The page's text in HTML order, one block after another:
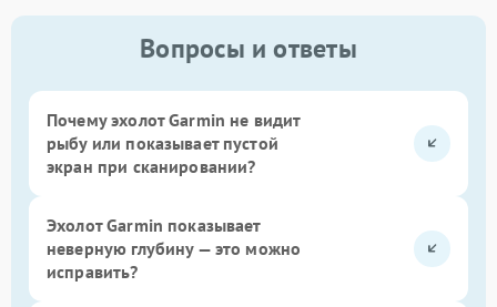
Вопросы и ответы
Почему эхолот Garmin не видит
рыбу или показывает пустой
экран при сканировании?
Эхолот Garmin показывает
неверную глубину — это можно
исправить?